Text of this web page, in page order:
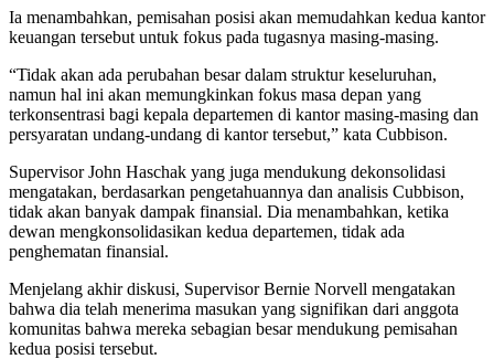
Ia menambahkan, pemisahan posisi akan memudahkan kedua kantor
keuangan tersebut untuk fokus pada tugasnya masing-masing.
“Tidak akan ada perubahan besar dalam struktur keseluruhan,
namun hal ini akan memungkinkan fokus masa depan yang
terkonsentrasi bagi kepala departemen di kantor masing-masing dan
persyaratan undang-undang di kantor tersebut,” kata Cubbison.
Supervisor John Haschak yang juga mendukung dekonsolidasi
mengatakan, berdasarkan pengetahuannya dan analisis Cubbison,
tidak akan banyak dampak finansial. Dia menambahkan, ketika
dewan mengkonsolidasikan kedua departemen, tidak ada
penghematan finansial.
Menjelang akhir diskusi, Supervisor Bernie Norvell mengatakan
bahwa dia telah menerima masukan yang signifikan dari anggota
komunitas bahwa mereka sebagian besar mendukung pemisahan
kedua posisi tersebut.